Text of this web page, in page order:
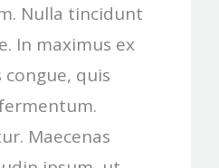
Nulla tincidunt
In maximus ex
quis
Maecenas